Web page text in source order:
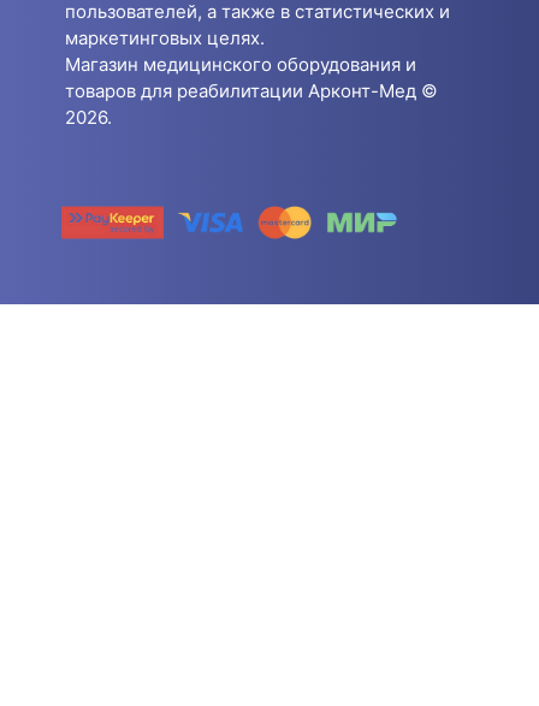
пользователей, а также в статистических и
маркетинговых целях.
Магазин медицинского оборудования и
товаров для реабилитации Арконт-Мед ©
2026.